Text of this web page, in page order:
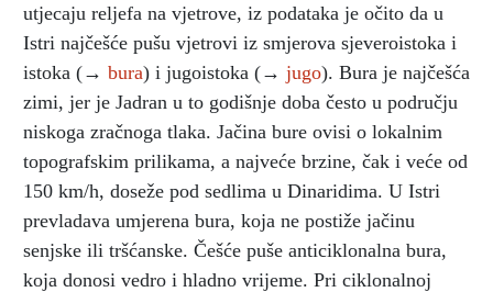
utjecaju reljefa na vjetrove, iz podataka je očito da u
Istri najčešće pušu vjetrovi iz smjerova sjeveroistoka i
istoka (→ bura) i jugoistoka (→ jugo). Bura je najčešća
zimi, jer je Jadran u to godišnje doba često u području
niskoga zračnoga tlaka. Jačina bure ovisi o lokalnim
topografskim prilikama, a najveće brzine, čak i veće od
150 km/h, doseže pod sedlima u Dinaridima. U Istri
prevladava umjerena bura, koja ne postiže jačinu
senjske ili tršćanske. Češće puše anticiklonalna bura,
koja donosi vedro i hladno vrijeme. Pri ciklonalnoj